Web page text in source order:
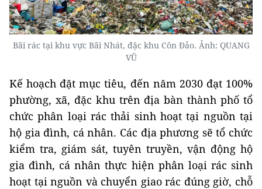
Bãi rác tại khu vực Bãi Nhát, đặc khu Côn Đảo. Ảnh: QUANG
VŨ
Kế hoạch đặt mục tiêu, đến năm 2030 đạt 100%
phường, xã, đặc khu trên địa bàn thành phố tổ
chức phân loại rác thải sinh hoạt tại nguồn tại
hộ gia đình, cá nhân. Các địa phương sẽ tổ chức
kiểm tra, giám sát, tuyên truyền, vận động hộ
gia đình, cá nhân thực hiện phân loại rác sinh
hoạt tại nguồn và chuyển giao rác đúng giờ, chỗ